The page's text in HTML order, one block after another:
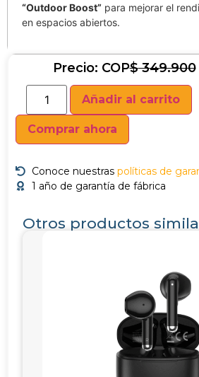
“Outdoor Boost” para mejorar el
en espacios abiertos.
Precio: COP$349.900
Añadir al carrito
Comprar ahora
Conoce nuestras políticas de
1 año de garantía de fábrica
Otros productos